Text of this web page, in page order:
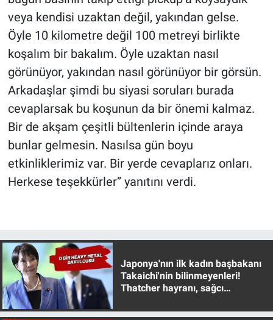
veya kendisi uzaktan değil, yakından gelse.
Öyle 10 kilometre değil 100 metreyi birlikte
koşalım bir bakalım. Öyle uzaktan nasıl
görünüyor, yakından nasıl görünüyor bir görsün.
Arkadaşlar şimdi bu siyasi soruları burada
cevaplarsak bu koşunun da bir önemi kalmaz.
Bir de akşam çeşitli bültenlerin içinde araya
bunlar gelmesin. Nasılsa gün boyu
etkinliklerimiz var. Bir yerde cevaplarız onları.
Herkese teşekkürler” yanıtını verdi.
Japonya'nın ilk kadın başbakanı
Takaichi'nin bilinmeyenleri!
Thatcher hayranı, sağcı